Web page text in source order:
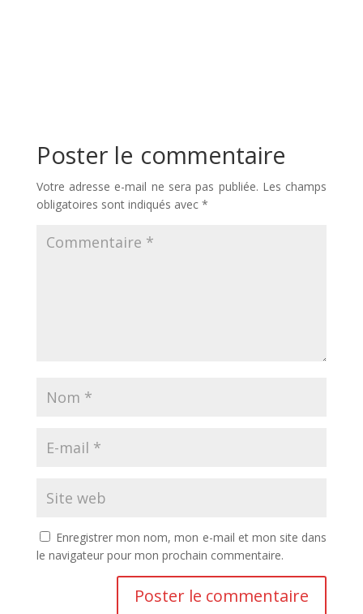
Poster le commentaire
Votre adresse e-mail ne sera pas publiée. Les champs
obligatoires sont indiqués avec *
Enregistrer mon nom, mon e-mail et mon site dans
le navigateur pour mon prochain commentaire.